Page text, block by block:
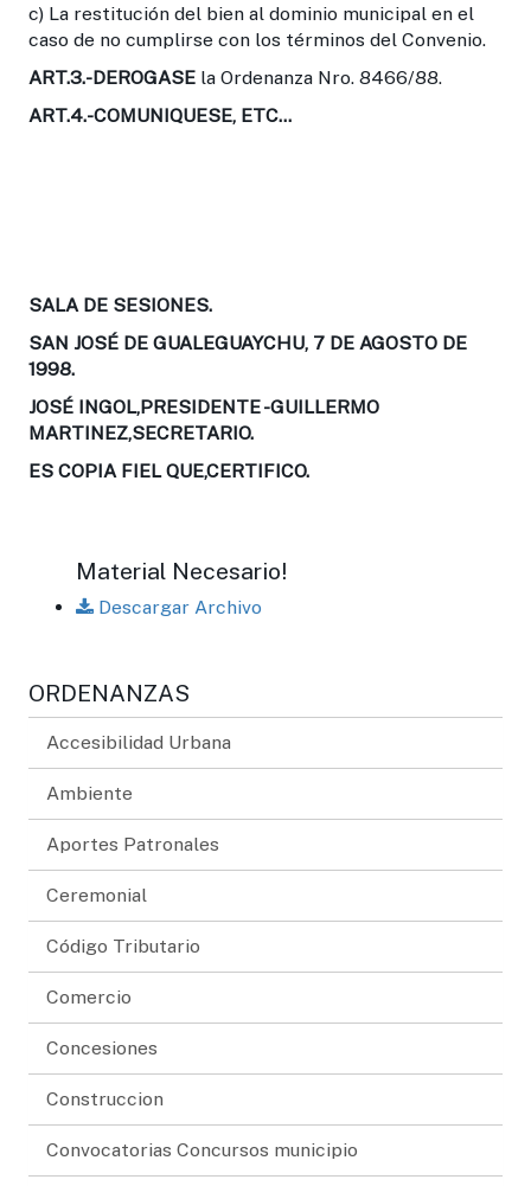
c) La restitución del bien al dominio municipal en el
caso de no cumplirse con los términos del Convenio.
ART.3.-DEROGASE la Ordenanza Nro. 8466/88.
ART.4.-COMUNIQUESE, ETC...
SALA DE SESIONES.
SAN JOSÉ DE GUALEGUAYCHU, 7 DE AGOSTO DE
1998.
JOSÉ INGOL,PRESIDENTE -GUILLERMO
MARTINEZ,SECRETARIO.
ES COPIA FIEL QUE,CERTIFICO.
Material Necesario!
Descargar Archivo
ORDENANZAS
Accesibilidad Urbana
Ambiente
Aportes Patronales
Ceremonial
Código Tributario
Comercio
Concesiones
Construccion
Convocatorias Concursos municipio